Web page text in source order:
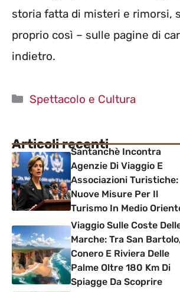
storia fatta di misteri e rimorsi,
proprio così – sulle pagine di
indietro.
Categorie
Spettacolo e Cultura
Articoli recentiSantanchè Incontra
Agenzie Di Viaggio E
Associazioni Turistiche:
Nuove Misure Per Il
Turismo In Medio
Viaggio Sulle Coste
Marche: Tra San
Conero E Riviera Delle
Palme Oltre 180 Km Di
Spiagge Da Scoprire